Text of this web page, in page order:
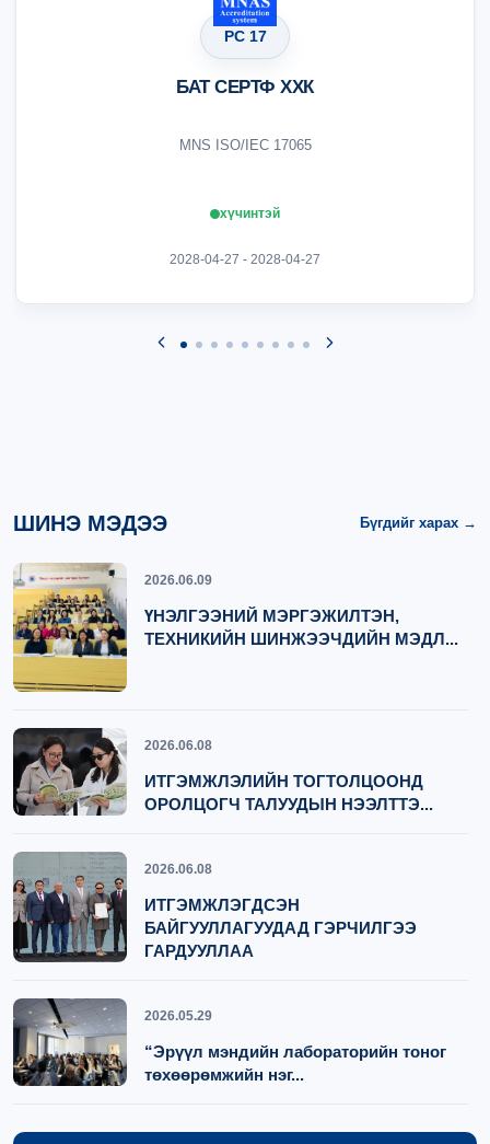
PC 17
БАТ СЕРТФ ХХК
MNS ISO/IEC 17065
хүчинтэй
2028-04-27 - 2028-04-27
ШИНЭ МЭДЭЭ Бүгдийг харах →
2026.06.09
ҮНЭЛГЭЭНИЙ МЭРГЭЖИЛТЭН,
ТЕХНИКИЙН ШИНЖЭЭЧДИЙН МЭДЛ...
2026.06.08
ИТГЭМЖЛЭЛИЙН ТОГТОЛЦООНД
ОРОЛЦОГЧ ТАЛУУДЫН НЭЭЛТТЭ...
2026.06.08
ИТГЭМЖЛЭГДСЭН
БАЙГУУЛЛАГУУДАД ГЭРЧИЛГЭЭ
ГАРДУУЛЛАА
2026.05.29
“Эрүүл мэндийн лабораторийн тоног
төхөөрөмжийн нэг...